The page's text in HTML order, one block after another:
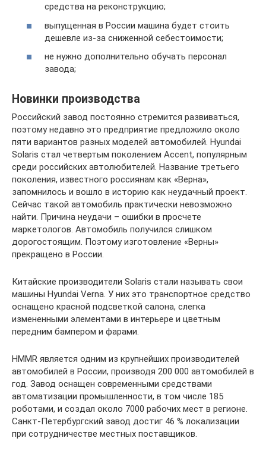
средства на реконструкцию;
выпущенная в России машина будет стоить
дешевле из-за сниженной себестоимости;
не нужно дополнительно обучать персонал
завода;
Новинки производства
Российский завод постоянно стремится развиваться,
поэтому недавно это предприятие предложило около
пяти вариантов разных моделей автомобилей. Hyundai
Solaris стал четвертым поколением Accent, популярным
среди российских автолюбителей. Название третьего
поколения, известного россиянам как «Верна»,
запомнилось и вошло в историю как неудачный проект.
Сейчас такой автомобиль практически невозможно
найти. Причина неудачи – ошибки в просчете
маркетологов. Автомобиль получился слишком
дорогостоящим. Поэтому изготовление «Верны»
прекращено в России.
Китайские производители Solaris стали называть свои
машины Hyundai Verna. У них это транспортное средство
оснащено красной подсветкой салона, слегка
измененными элементами в интерьере и цветным
передним бампером и фарами.
HMMR является одним из крупнейших производителей
автомобилей в России, производя 200 000 автомобилей в
год. Завод оснащен современными средствами
автоматизации промышленности, в том числе 185
роботами, и создал около 7000 рабочих мест в регионе.
Санкт-Петербургский завод достиг 46 % локализации
при сотрудничестве местных поставщиков.